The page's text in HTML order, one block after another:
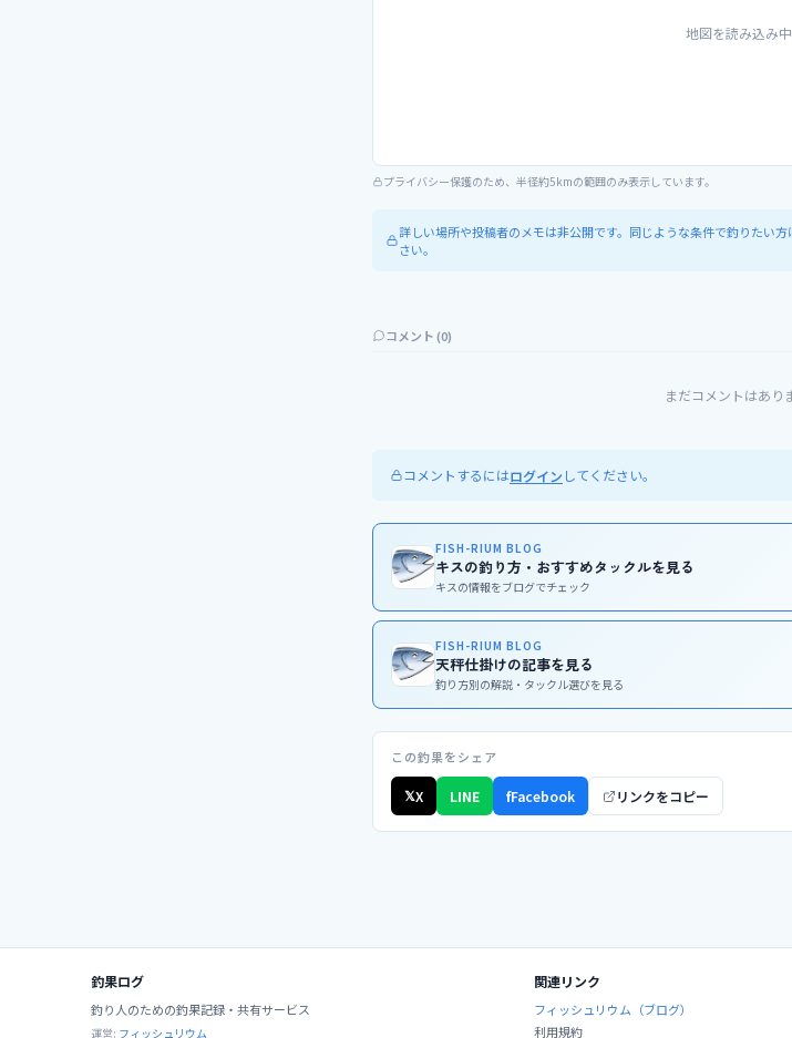
地図を読み込み
プライバシー保護のため、半径約5kmの範囲のみ表示しています。
詳しい場所や投稿者のメモは非公開です。同じような条件で釣りたい
さい。
コメント (0)
まだコメントはあり
コメントするにはログイン してください。
FISH-RIUM BLOG
キスの釣り方・おすすめタックルを見る
キスの情報をブログでチェック
FISH-RIUM BLOG
天秤仕掛けの記事を見る
釣り方別の解説・タックル選びを見る
この釣果をシェア
𝕏X LINE fFacebook リンクをコピー
釣果ログ
釣り人のための釣果記録・共有サービス
運営: フィッシュリウム
関連リンク
フィッシュリウム（ブログ）
利用規約